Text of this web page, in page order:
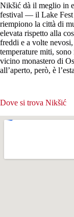
Nikšić dà il meglio in
festival — il Lake
riempiono la città di
elevata rispetto alla
freddi e a volte
temperature miti,
vicino monastero di
all’aperto, però, è
Dove si trova Nikšić